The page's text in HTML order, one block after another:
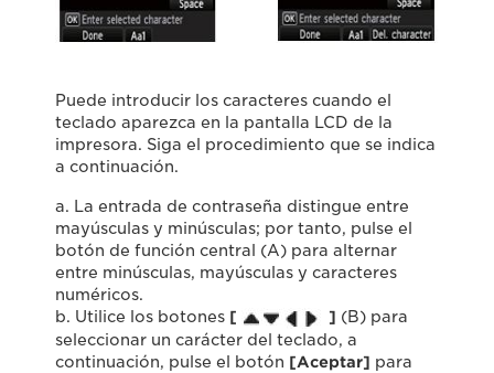
Puede introducir los caracteres cuando el
teclado aparezca en la pantalla LCD de la
impresora. Siga el procedimiento que se indica
a continuación.
a. La entrada de contraseña distingue entre
mayúsculas y minúsculas; por tanto, pulse el
botón de función central (A) para alternar
entre minúsculas, mayúsculas y caracteres
numéricos.
b. Utilice los botones [ ] (B) para
seleccionar un carácter del teclado, a
continuación, pulse el botón [Aceptar] para